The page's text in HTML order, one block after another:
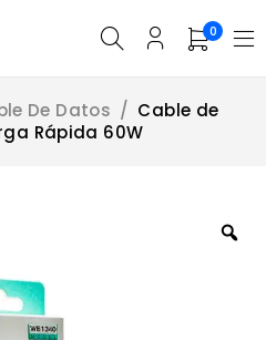
0
De Datos / Cable de
Rápida 60W